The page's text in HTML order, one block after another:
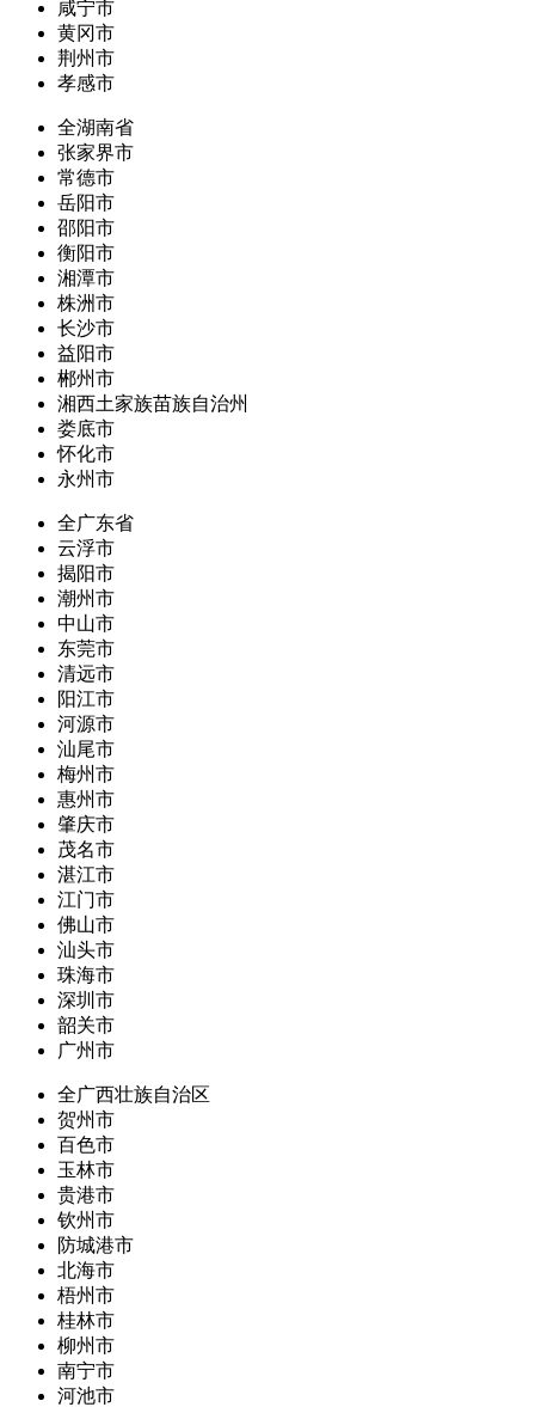
咸宁市
黄冈市
荆州市
孝感市
全湖南省
张家界市
常德市
岳阳市
邵阳市
衡阳市
湘潭市
株洲市
长沙市
益阳市
郴州市
湘西土家族苗族自治州
娄底市
怀化市
永州市
全广东省
云浮市
揭阳市
潮州市
中山市
东莞市
清远市
阳江市
河源市
汕尾市
梅州市
惠州市
肇庆市
茂名市
湛江市
江门市
佛山市
汕头市
珠海市
深圳市
韶关市
广州市
全广西壮族自治区
贺州市
百色市
玉林市
贵港市
钦州市
防城港市
北海市
梧州市
桂林市
柳州市
南宁市
河池市